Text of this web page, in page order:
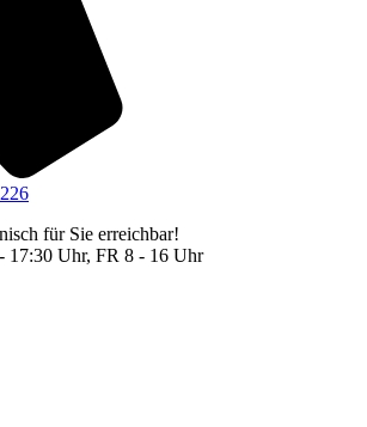
für Sie erreichbar!
17:30 Uhr, FR 8 - 16 Uhr